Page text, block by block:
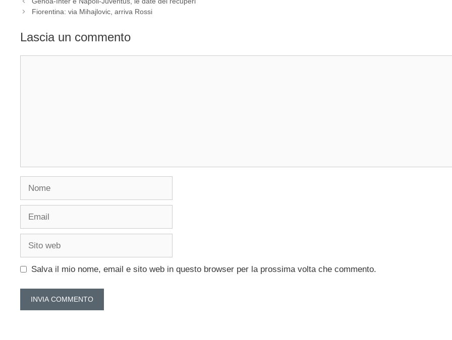
Fiorentina: via Mihajlovic, arriva Rossi
Lascia un commento
Salva il mio nome, email e sito web in questo browser per la prossima volta che commento.